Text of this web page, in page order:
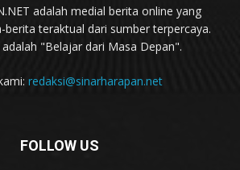
adalah medial berita online yang
berita teraktual dari sumber terpercaya.
"Belajar dari Masa Depan".
redaksi@sinarharapan.net
FOLLOW US